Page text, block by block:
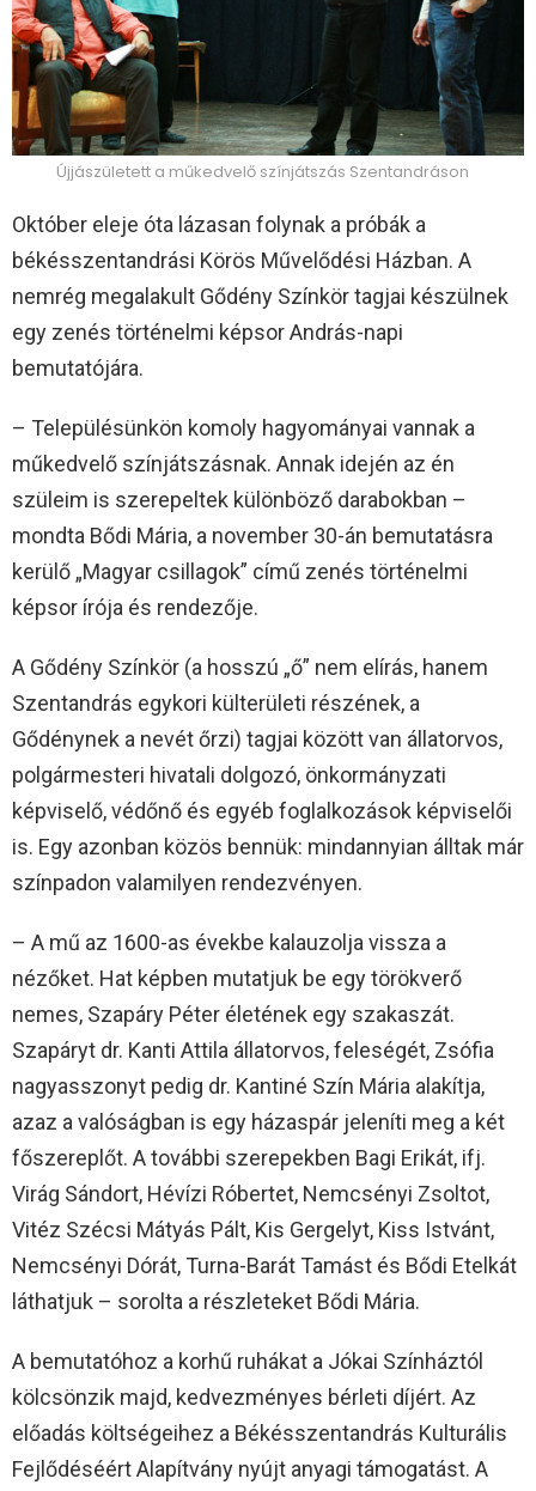
Újjászületett a műkedvelő színjátszás Szentandráson
Október eleje óta lázasan folynak a próbák a
békésszentandrási Körös Művelődési Házban. A
nemrég megalakult Gődény Színkör tagjai készülnek
egy zenés történelmi képsor András-napi
bemutatójára.
– Településünkön komoly hagyományai vannak a
műkedvelő színjátszásnak. Annak idején az én
szüleim is szerepeltek különböző darabokban –
mondta Bődi Mária, a november 30-án bemutatásra
kerülő „Magyar csillagok” című zenés történelmi
képsor írója és rendezője.
A Gődény Színkör (a hosszú „ő” nem elírás, hanem
Szentandrás egykori külterületi részének, a
Gődénynek a nevét őrzi) tagjai között van állatorvos,
polgármesteri hivatali dolgozó, önkormányzati
képviselő, védőnő és egyéb foglalkozások képviselői
is. Egy azonban közös bennük: mindannyian álltak már
színpadon valamilyen rendezvényen.
– A mű az 1600-as évekbe kalauzolja vissza a
nézőket. Hat képben mutatjuk be egy törökverő
nemes, Szapáry Péter életének egy szakaszát.
Szapáryt dr. Kanti Attila állatorvos, feleségét, Zsófia
nagyasszonyt pedig dr. Kantiné Szín Mária alakítja,
azaz a valóságban is egy házaspár jeleníti meg a két
főszereplőt. A további szerepekben Bagi Erikát, ifj.
Virág Sándort, Hévízi Róbertet, Nemcsényi Zsoltot,
Vitéz Szécsi Mátyás Pált, Kis Gergelyt, Kiss Istvánt,
Nemcsényi Dórát, Turna-Barát Tamást és Bődi Etelkát
láthatjuk – sorolta a részleteket Bődi Mária.
A bemutatóhoz a korhű ruhákat a Jókai Színháztól
kölcsönzik majd, kedvezményes bérleti díjért. Az
előadás költségeihez a Békésszentandrás Kulturális
Fejlődéséért Alapítvány nyújt anyagi támogatást. A